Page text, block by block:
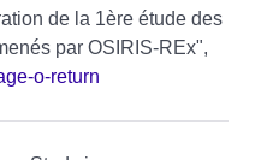
de la 1ère étude des
par OSIRIS-REx",
o-return